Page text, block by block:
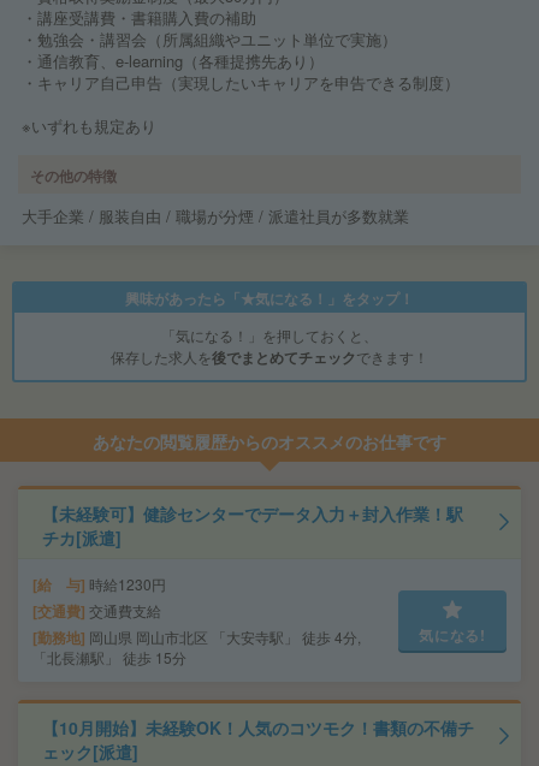
・講座受講費・書籍購入費の補助
・勉強会・講習会（所属組織やユニット単位で実施）
・通信教育、e-learning（各種提携先あり）
・キャリア自己申告（実現したいキャリアを申告できる制度）
※いずれも規定あり
その他の特徴
大手企業 / 服装自由 / 職場が分煙 / 派遣社員が多数就業
興味があったら「★気になる！」をタップ！
「気になる！」を押しておくと、
保存した求人を後でまとめてチェックできます！
あなたの閲覧履歴からのオススメのお仕事です
【未経験可】健診センターでデータ入力＋封入作業！駅
チカ[派遣]
給 与 時給1230円
交通費 交通費支給
勤務地 岡山県 岡山市北区 「大安寺駅」 徒歩 4分,
「北長瀬駅」 徒歩 15分
気になる!
【10月開始】未経験OK！人気のコツモク！書類の不備チ
ェック[派遣]